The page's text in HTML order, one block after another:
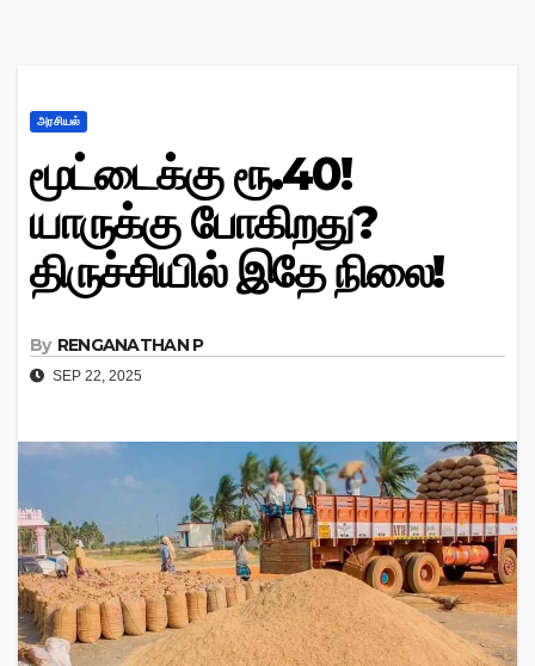
அரசியல்
மூட்டைக்கு ரூ.40!
யாருக்கு போகிறது?
திருச்சியில் இதே நிலை!
By RENGANATHAN P
SEP 22, 2025